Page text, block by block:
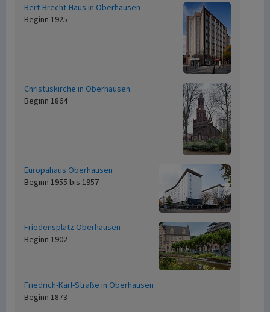
Bert-Brecht-Haus in Oberhausen
Beginn 1925
Christuskirche in Oberhausen
Beginn 1864
Europahaus Oberhausen
Beginn 1955 bis 1957
Friedensplatz Oberhausen
Beginn 1902
Friedrich-Karl-Straße in Oberhausen
Beginn 1873